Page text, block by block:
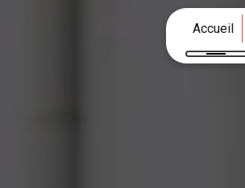
Accueil